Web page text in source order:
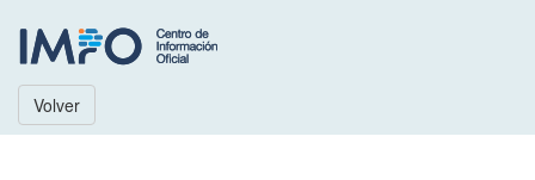
Volver